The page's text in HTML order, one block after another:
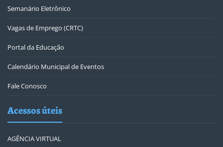
Semanário Eletrônico
Vagas de Emprego (CRTC)
Portal da Educação
Calendário Municipal de Eventos
Fale Conosco
Acessos úteis
AGÊNCIA VIRTUAL